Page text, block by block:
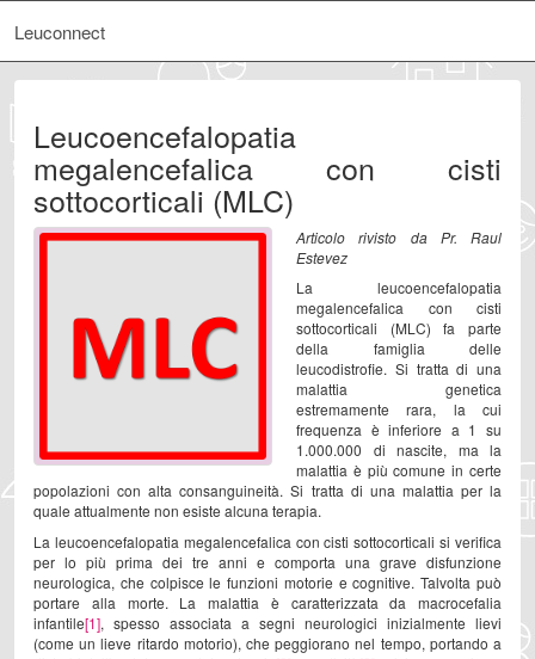
Leuconnect
Leucoencefalopatia
megalencefalica con cisti
sottocorticali (MLC)
Articolo rivisto da Pr. Raul
Estevez
La leucoencefalopatia
megalencefalica con cisti
sottocorticali (MLC) fa parte
della famiglia delle
leucodistrofie. Si tratta di una
malattia genetica
estremamente rara, la cui
frequenza è inferiore a 1 su
1.000.000 di nascite, ma la
malattia è più comune in certe
popolazioni con alta consanguineità. Si tratta di una malattia per la
quale attualmente non esiste alcuna terapia.
La leucoencefalopatia megalencefalica con cisti sottocorticali si verifica
per lo più prima dei tre anni e comporta una grave disfunzione
neurologica, che colpisce le funzioni motorie e cognitive. Talvolta può
portare alla morte. La malattia è caratterizzata da macrocefalia
infantile[1], spesso associata a segni neurologici inizialmente lievi
(come un lieve ritardo motorio), che peggiorano nel tempo, portando a